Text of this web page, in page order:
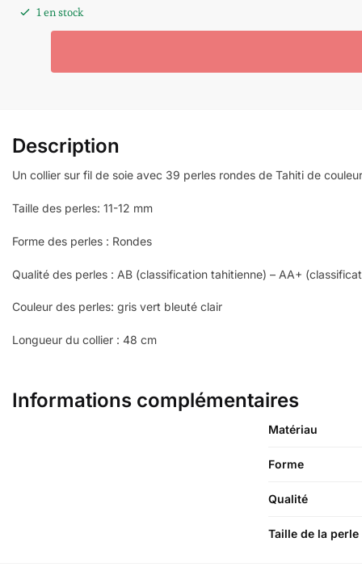
1 en stock
Description
Un collier sur fil de soie avec 39 perles rondes de Tahiti de
Taille des perles: 11-12 mm
Forme des perles : Rondes
Qualité des perles : AB (classification tahitienne) – AA+
Couleur des perles: gris vert bleuté clair
Longueur du collier : 48 cm
Informations complémentaires
Matériau
Forme
Qualité
Taille de la perle